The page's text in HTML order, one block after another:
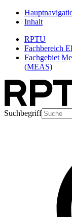
Inhalt
RPTU
Fachbereich
Fachgebiet
(MEAS)
Suchbegriff